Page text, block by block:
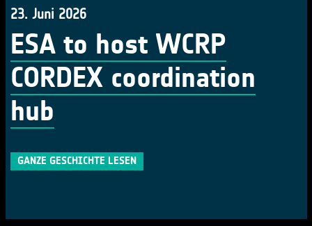
23. Juni 2026
ESA to host WCRP
CORDEX coordination
hub
GANZE GESCHICHTE LESEN